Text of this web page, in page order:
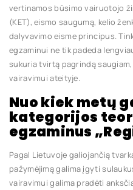
vertinamos būsimo vairuotojo
(KET), eismo saugumą, kelio
dalyvavimo eisme principus.
egzaminui ne tik padeda
sukuria tvirtą pagrindą
vairavimui ateityje.
Nuo kiek metų
kategorijos
egzaminus
Pagal Lietuvoje galiojančią
pažymėjimą galima įgyti
vairavimui galima pradėti